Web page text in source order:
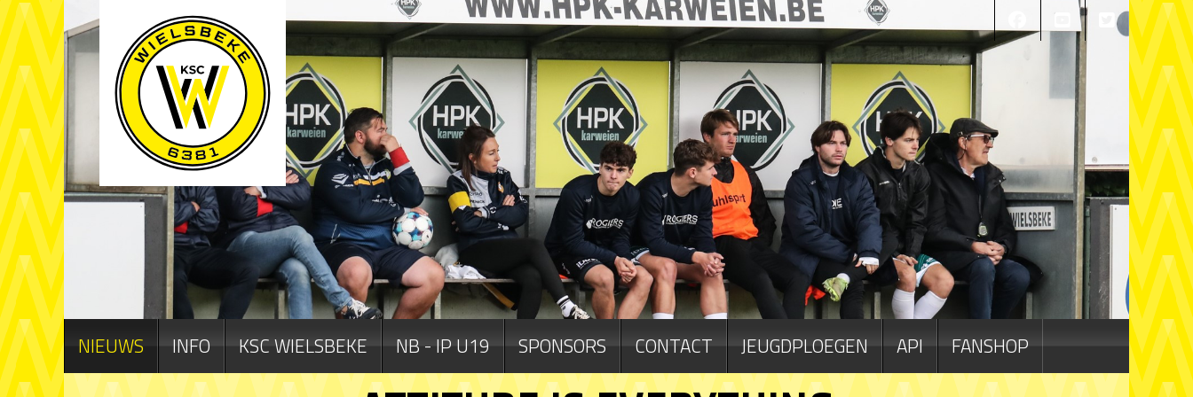
NIEUWS INFO KSC WIELSBEKE NB - IP U19 SPONSORS CONTACT JEUGDPLOEGEN API FANSHOP